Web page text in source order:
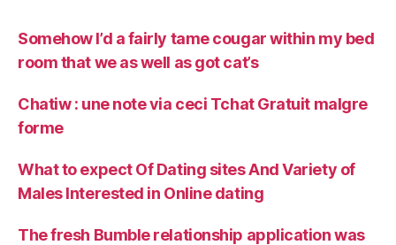
Somehow I’d a fairly tame cougar within my bed
room that we as well as got cat’s
Chatiw : une note via ceci Tchat Gratuit malgre
forme
What to expect Of Dating sites And Variety of
Males Interested in Online dating
The fresh Bumble relationship application was